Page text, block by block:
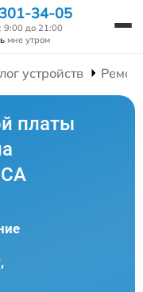
34-05
9:00 до 21:00
мне утром
устройств
платы